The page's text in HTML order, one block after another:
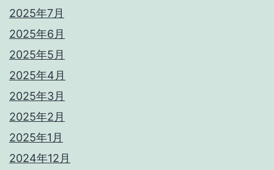
2025年7月
2025年6月
2025年5月
2025年4月
2025年3月
2025年2月
2025年1月
2024年12月